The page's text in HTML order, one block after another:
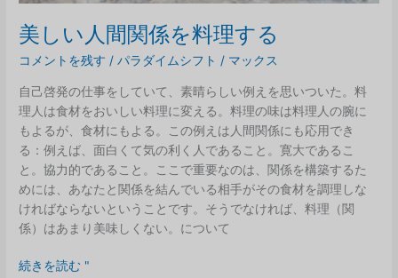
美しい人間関係を料理する
コメントを残す /パラダイムシフト / マックス
自己啓発の仕事をしていて、素晴らしい例えを思いついた。料
理人は食材をおいしい料理に変える。料理の味は料理人の腕に
もよるが、食材にもよる。この例えは人間関係にも応用でき
る：例えば、面白くて気の利く人であること。寛大であるこ
と。協力的であること。ここで重要なのは、関係を構築するた
めには、あなたと関係を結んでいる相手がその食材を調理しな
ければならないということです。そうでなければ、料理（関
係）はあまり美味しくない。について
美
続きを読む "